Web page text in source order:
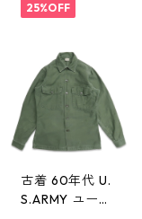
gd406104n
25%OFF
古着 60年代 U.
S.ARMY ユーテ